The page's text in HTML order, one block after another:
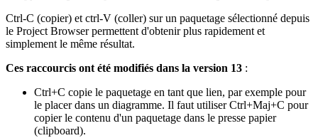
Ctrl-C (copier) et ctrl-V (coller) sur un paquetage sélectionné depuis
le Project Browser permettent d'obtenir plus rapidement et
simplement le même résultat.
Ces raccourcis ont été modifiés dans la version 13 :
Ctrl+C copie le paquetage en tant que lien, par exemple pour
le placer dans un diagramme. Il faut utiliser Ctrl+Maj+C pour
copier le contenu d'un paquetage dans le presse papier
(clipboard).